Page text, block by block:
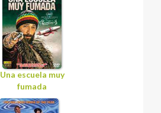
Una escuela muy
fumada